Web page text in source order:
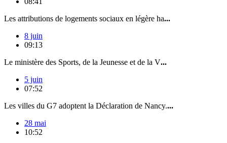
Les attributions de logements sociaux en légère ha...
8 juin
09:13
Le ministère des Sports, de la Jeunesse et de la V...
5 juin
07:52
Les villes du G7 adoptent la Déclaration de Nancy....
28 mai
10:52